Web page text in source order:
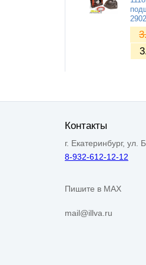
Контакты
г. Екатеринбург, ул.
8-932-612-12-12
Пишите в MAX
mail@illva.ru